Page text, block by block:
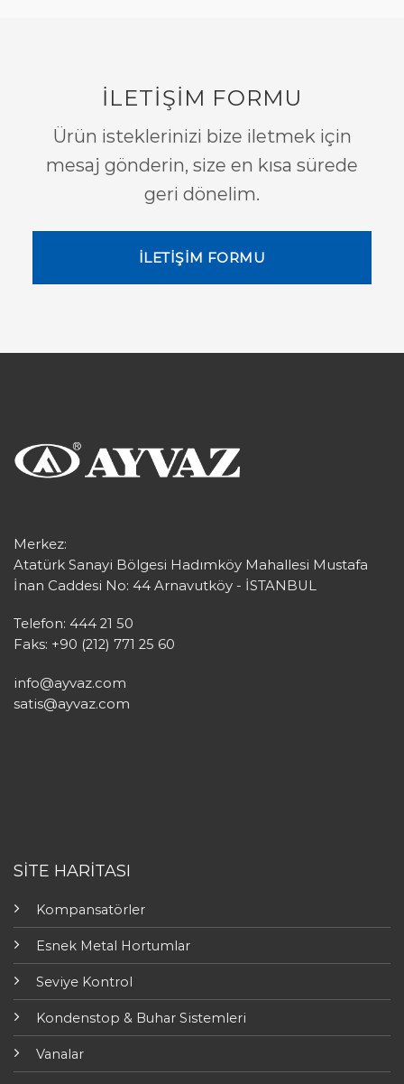
İLETİŞİM FORMU
Ürün isteklerinizi bize iletmek için
mesaj gönderin, size en kısa sürede
geri dönelim.
İLETİŞİM FORMU
Merkez:
Atatürk Sanayi Bölgesi Hadımköy Mahallesi Mustafa
İnan Caddesi No: 44 Arnavutköy - İSTANBUL
Telefon: 444 21 50
Faks: +90 (212) 771 25 60
info@ayvaz.com
satis@ayvaz.com
SİTE HARİTASI
Kompansatörler
Esnek Metal Hortumlar
Seviye Kontrol
Kondenstop & Buhar Sistemleri
Vanalar